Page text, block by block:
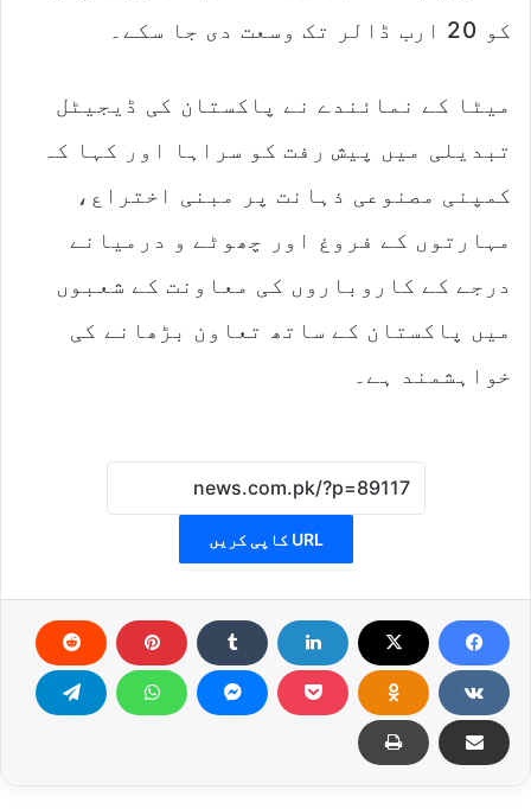
کو 20 ارب ڈالر تک وسعت دی جا سکے۔
میٹا کے نمائندے نے پاکستان کی ڈیجیٹل
تبدیلی میں پیش رفت کو سراہا اور کہا کہ
کمپنی مصنوعی ذہانت پر مبنی اختراع،
مہارتوں کے فروغ اور چھوٹے و درمیانے
درجے کے کاروباروں کی معاونت کے شعبوں
میں پاکستان کے ساتھ تعاون بڑھانے کی
خواہشمند ہے۔
URL کاپی کریں